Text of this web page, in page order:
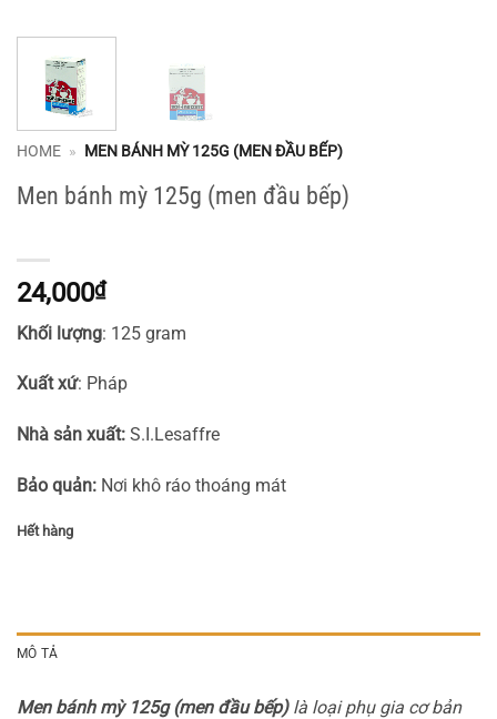
HOME » MEN BÁNH MỲ 125G (MEN ĐẦU BẾP)
Men bánh mỳ 125g (men đầu bếp)
24,000₫
Khối lượng: 125 gram
Xuất xứ: Pháp
Nhà sản xuất: S.I.Lesaffre
Bảo quản: Nơi khô ráo thoáng mát
Hết hàng
MÔ TẢ
Men bánh mỳ 125g (men đầu bếp)là loại phụ gia cơ bản